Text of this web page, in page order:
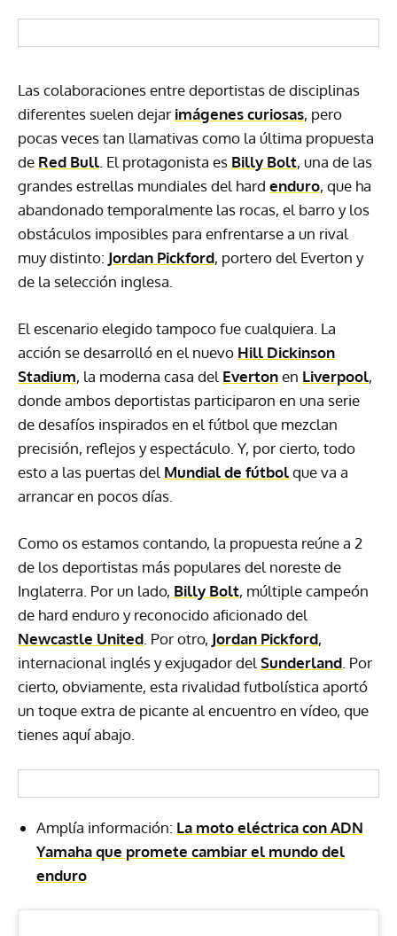
Las colaboraciones entre deportistas de disciplinas
diferentes suelen dejar imágenes curiosas, pero
pocas veces tan llamativas como la última propuesta
de Red Bull . El protagonista es Billy Bolt, una de las
grandes estrellas mundiales del hard enduro, que ha
abandonado temporalmente las rocas, el barro y los
obstáculos imposibles para enfrentarse a un rival
muy distinto: Jordan Pickford, portero del Everton y
de la selección inglesa.
El escenario elegido tampoco fue cualquiera. La
acción se desarrolló en el nuevo Hill Dickinson
Stadium, la moderna casa del Evertonen Liverpool,
donde ambos deportistas participaron en una serie
de desafíos inspirados en el fútbol que mezclan
precisión, reflejos y espectáculo. Y, por cierto, todo
esto a las puertas del Mundial de fútbolque va a
arrancar en pocos días.
Como os estamos contando, la propuesta reúne a 2
de los deportistas más populares del noreste de
Inglaterra. Por un lado, Billy Bolt, múltiple campeón
de hard enduro y reconocido aficionado del
Newcastle United . Por otro, Jordan Pickford,
internacional inglés y exjugador del Sunderland . Por
cierto, obviamente, esta rivalidad futbolística aportó
un toque extra de picante al encuentro en vídeo, que
tienes aquí abajo.
Amplía información: La moto eléctrica con ADN
Yamaha que promete cambiar el mundo del
enduro